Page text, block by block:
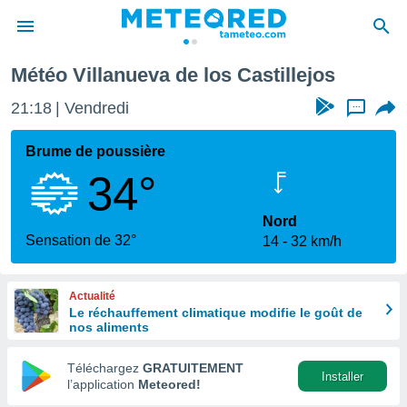
de
en
Météo Villanueva de los Castillejos
21:18 Vendredi ...
Brume de poussière
34°
Sensation de 32°
Nord
14
32 km/h
Actualité
Le réchauffement climatique modifie le goût de
nos aliments
Téléchargez GRATUITEMENT
l’application Meteored!
Installer